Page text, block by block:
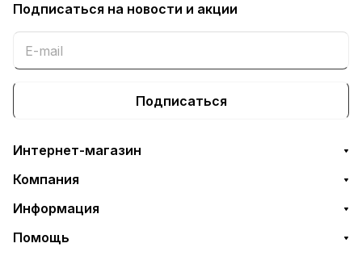
Подписаться на новости и акции
Подписаться
Интернет-магазин
Компания
Информация
Помощь